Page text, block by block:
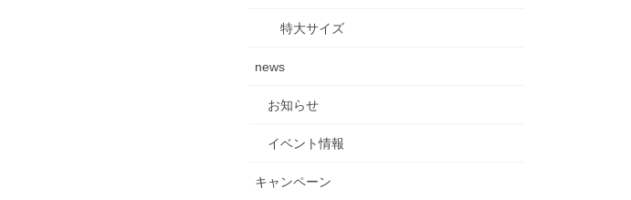
特大サイズ
news
お知らせ
イベント情報
キャンペーン